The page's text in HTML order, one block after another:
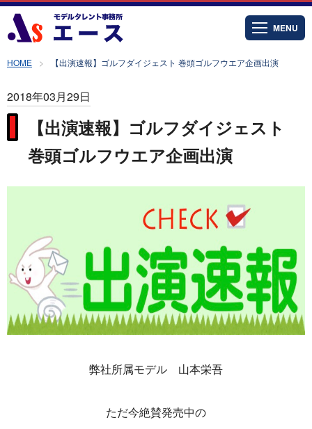
MENU
HOME 【出演速報】ゴルフダイジェスト 巻頭ゴルフウエア企画出演
2018年03月29日
【出演速報】ゴルフダイジェスト
巻頭ゴルフウエア企画出演
弊社所属モデル 山本栄吾
ただ今絶賛発売中の